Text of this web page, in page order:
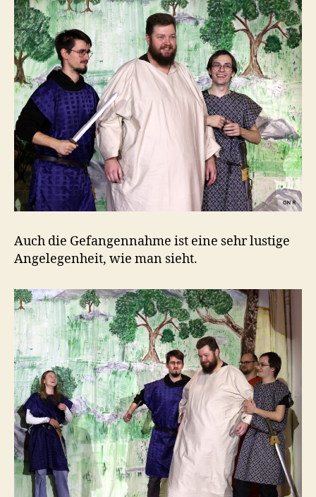
Auch die Gefangennahme ist eine sehr lustige
Angelegenheit, wie man sieht.